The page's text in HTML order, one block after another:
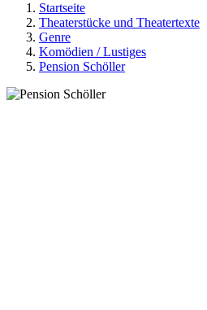
Startseite
Theaterstücke und Theatertexte
Genre
Komödien / Lustiges
Pension Schöller